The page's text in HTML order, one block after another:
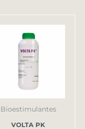
Bioestimulantes
VOLTA PK